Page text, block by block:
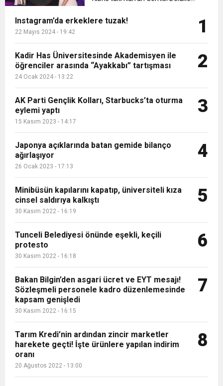
Sözleşmeli personele kadro düzenlemesinde
kapsam genişledi
13:00 Tarım Kredi’nin ardından zincir marketler
harekete geçti! İşte ürünlere yapılan indirim
oranı
12:57 Şiddetli fırtına Avrupa’yı felç etti, 13 kişi öldü
12:54 Gaziantep’te zincirleme kaza! 16 kişi hayatını
kaybetti
19:42 Instagram’da erkeklere tuzak!
zamanda nikah masasına oturmaya
GürmanR...
Instagram’da erkeklere tuzak!
22 Mayıs 2024 - 19:42 1
Kadir Has Üniversitesinde Akademisyen ile
öğrenciler arasında “Ayakkabı” tartışması
24 Ocak 2024 - 13:22
2
AK Parti Gençlik Kolları, Starbucks’ta oturma
eylemi yaptı
15 Kasım 2023 - 14:17
3
Japonya açıklarında batan gemide bilanço
ağırlaşıyor
26 Ocak 2023 - 17:13
4
Minibüsün kapılarını kapatıp, üniversiteli kıza
cinsel saldırıya kalkıştı
30 Kasım 2022 - 16:19
5
Tunceli Belediyesi önünde eşekli, keçili
protesto
30 Kasım 2022 - 16:18
6
Bakan Bilgin’den asgari ücret ve EYT mesajı!
Sözleşmeli personele kadro düzenlemesinde
kapsam genişledi
30 Kasım 2022 - 16:15
7
Tarım Kredi’nin ardından zincir marketler
harekete geçti! İşte ürünlere yapılan indirim
oranı
20 Ağustos 2022 - 13:00
8